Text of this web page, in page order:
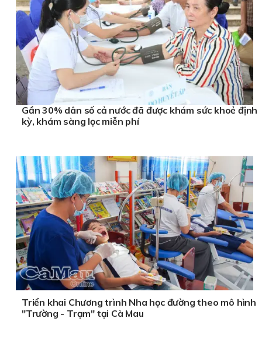
Gần 30% dân số cả nước đã được khám sức khoẻ định
kỳ, khám sàng lọc miễn phí
Triển khai Chương trình Nha học đường theo mô hình
"Trường - Trạm" tại Cà Mau